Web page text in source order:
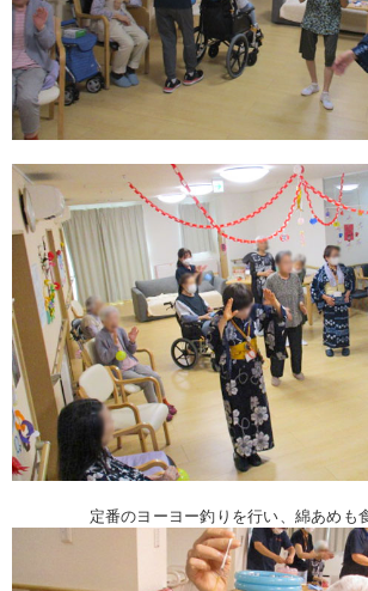
定番のヨーヨー釣りを行い、綿あめも